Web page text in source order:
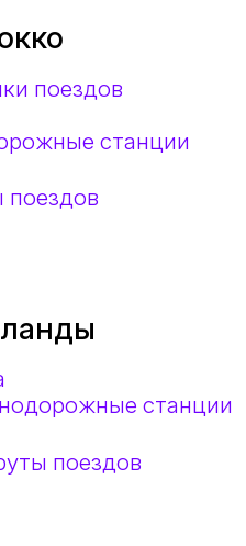
поездов
станции
станции
поездов